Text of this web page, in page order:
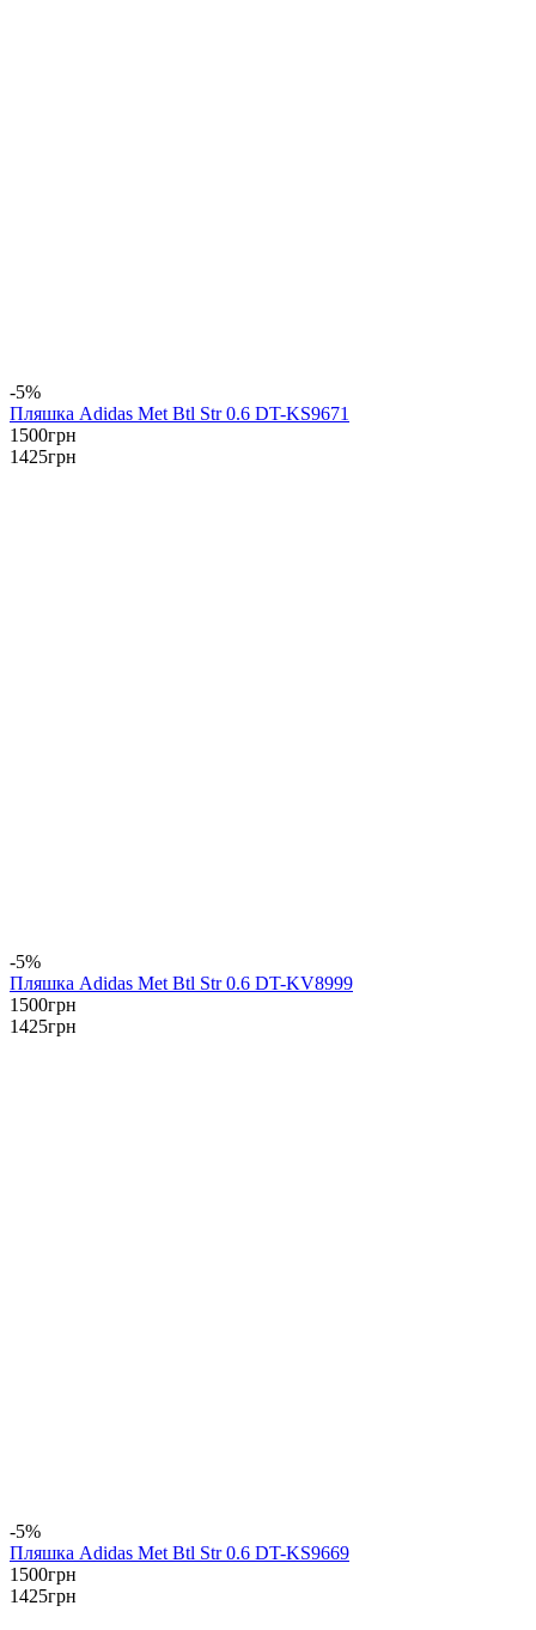
-5%
Пляшка Adidas Met Btl Str 0.6 DT-KS9671
1500грн
1425грн
-5%
Пляшка Adidas Met Btl Str 0.6 DT-KV8999
1500грн
1425грн
-5%
Пляшка Adidas Met Btl Str 0.6 DT-KS9669
1500грн
1425грн